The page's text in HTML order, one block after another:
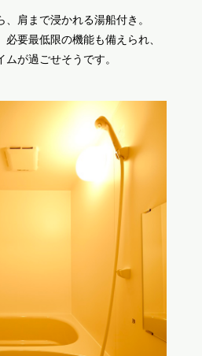
肩まで浸かれる湯船付き。
要最低限の機能も備えられ、
が過ごせそうです。